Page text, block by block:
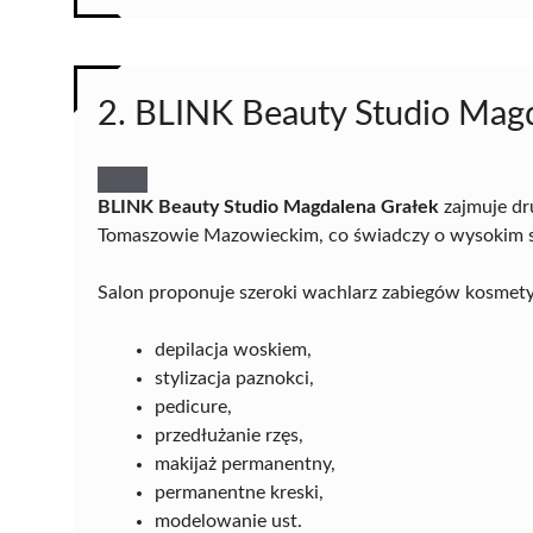
2. BLINK Beauty Studio
BLINK Beauty Studio Magdalena Grałek zajmuje
Tomaszowie Mazowieckim, co świadczy o
Salon proponuje szeroki wachlarz zabiegów
depilacja woskiem,
stylizacja paznokci,
pedicure,
przedłużanie rzęs,
makijaż permanentny,
permanentne kreski,
modelowanie ust.